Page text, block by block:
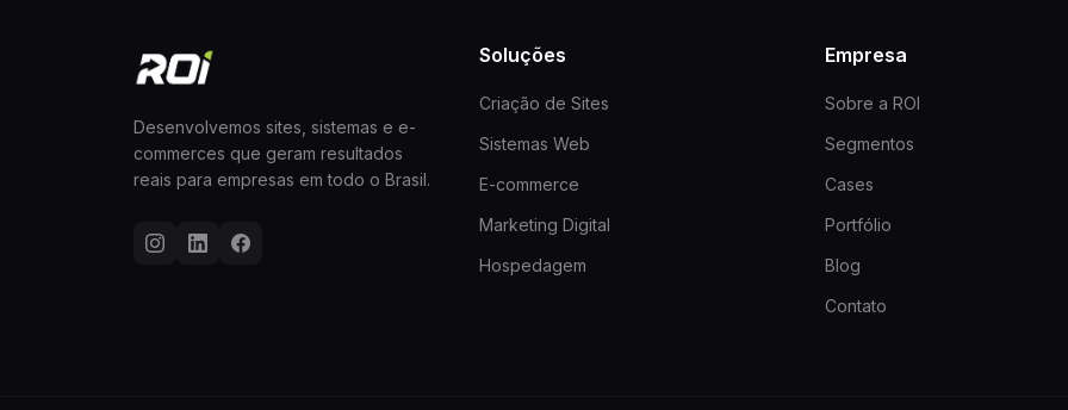
Desenvolvemos sites, sistemas e e-
commerces que geram resultados
reais para empresas em todo o Brasil.
Soluções
Criação de Sites
Sistemas Web
E-commerce
Marketing Digital
Hospedagem
Empresa
Sobre a ROI
Segmentos
Cases
Portfólio
Blog
Contato